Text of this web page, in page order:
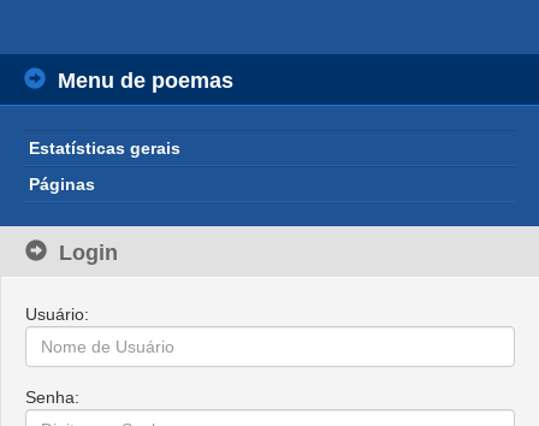
Menu de poemas
Estatísticas gerais
Páginas
Login
Usuário:
Senha: